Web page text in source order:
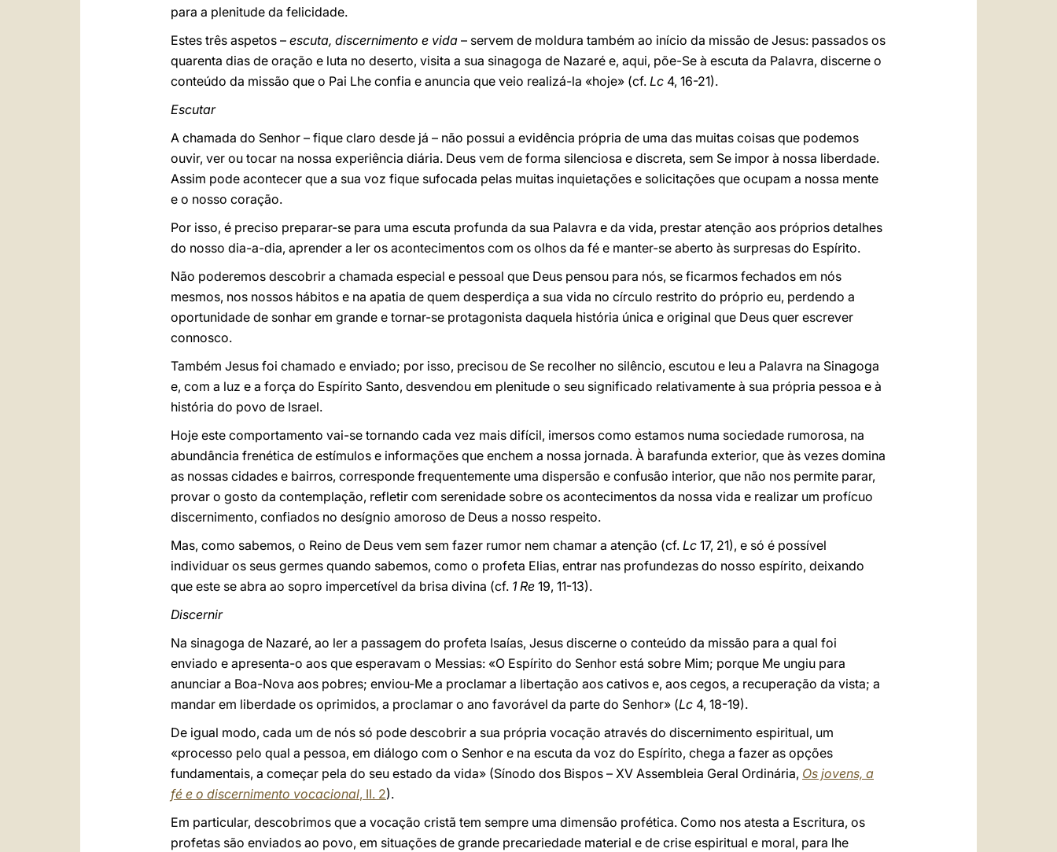
para a plenitude da felicidade.
Estes três aspetos – escuta, discernimento e vida – servem de moldura também ao início da missão de Jesus: passados os
quarenta dias de oração e luta no deserto, visita a sua sinagoga de Nazaré e, aqui, põe-Se à escuta da Palavra, discerne o
conteúdo da missão que o Pai Lhe confia e anuncia que veio realizá-la «hoje» (cf. Lc 4, 16-21).
Escutar
A chamada do Senhor – fique claro desde já – não possui a evidência própria de uma das muitas coisas que podemos
ouvir, ver ou tocar na nossa experiência diária. Deus vem de forma silenciosa e discreta, sem Se impor à nossa liberdade.
Assim pode acontecer que a sua voz fique sufocada pelas muitas inquietações e solicitações que ocupam a nossa mente
e o nosso coração.
Por isso, é preciso preparar-se para uma escuta profunda da sua Palavra e da vida, prestar atenção aos próprios detalhes
do nosso dia-a-dia, aprender a ler os acontecimentos com os olhos da fé e manter-se aberto às surpresas do Espírito.
Não poderemos descobrir a chamada especial e pessoal que Deus pensou para nós, se ficarmos fechados em nós
mesmos, nos nossos hábitos e na apatia de quem desperdiça a sua vida no círculo restrito do próprio eu, perdendo a
oportunidade de sonhar em grande e tornar-se protagonista daquela história única e original que Deus quer escrever
connosco.
Também Jesus foi chamado e enviado; por isso, precisou de Se recolher no silêncio, escutou e leu a Palavra na Sinagoga
e, com a luz e a força do Espírito Santo, desvendou em plenitude o seu significado relativamente à sua própria pessoa e à
história do povo de Israel.
Hoje este comportamento vai-se tornando cada vez mais difícil, imersos como estamos numa sociedade rumorosa, na
abundância frenética de estímulos e informações que enchem a nossa jornada. À barafunda exterior, que às vezes domina
as nossas cidades e bairros, corresponde frequentemente uma dispersão e confusão interior, que não nos permite parar,
provar o gosto da contemplação, refletir com serenidade sobre os acontecimentos da nossa vida e realizar um profícuo
discernimento, confiados no desígnio amoroso de Deus a nosso respeito.
Mas, como sabemos, o Reino de Deus vem sem fazer rumor nem chamar a atenção (cf. Lc 17, 21), e só é possível
individuar os seus germes quando sabemos, como o profeta Elias, entrar nas profundezas do nosso espírito, deixando
que este se abra ao sopro impercetível da brisa divina (cf. 1 Re 19, 11-13).
Discernir
Na sinagoga de Nazaré, ao ler a passagem do profeta Isaías, Jesus discerne o conteúdo da missão para a qual foi
enviado e apresenta-o aos que esperavam o Messias: «O Espírito do Senhor está sobre Mim; porque Me ungiu para
anunciar a Boa-Nova aos pobres; enviou-Me a proclamar a libertação aos cativos e, aos cegos, a recuperação da vista; a
mandar em liberdade os oprimidos, a proclamar o ano favorável da parte do Senhor» (Lc 4, 18-19).
De igual modo, cada um de nós só pode descobrir a sua própria vocação através do discernimento espiritual, um
«processo pelo qual a pessoa, em diálogo com o Senhor e na escuta da voz do Espírito, chega a fazer as opções
fundamentais, a começar pela do seu estado da vida» (Sínodo dos Bispos – XV Assembleia Geral Ordinária, Os jovens, a
fé e o discernimento vocacional, II. 2).
Em particular, descobrimos que a vocação cristã tem sempre uma dimensão profética. Como nos atesta a Escritura, os
profetas são enviados ao povo, em situações de grande precariedade material e de crise espiritual e moral, para lhe